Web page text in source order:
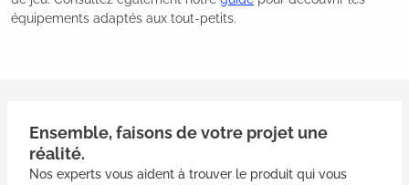
équipements adaptés aux tout-petits.
Ensemble, faisons de votre projet une
réalité.
Nos experts vous aident à trouver le produit qui vous